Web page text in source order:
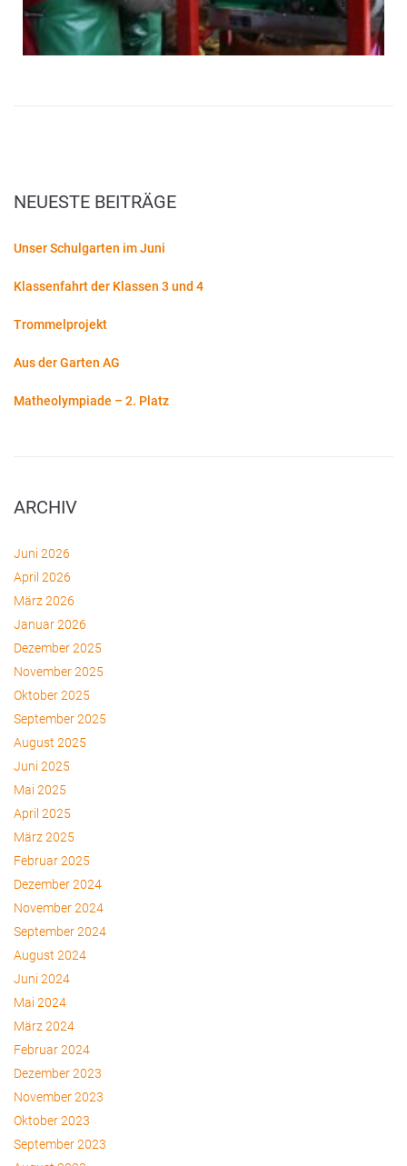
NEUESTE BEITRÄGE
Unser Schulgarten im Juni
Klassenfahrt der Klassen 3 und 4
Trommelprojekt
Aus der Garten AG
Matheolympiade – 2. Platz
ARCHIV
Juni 2026
April 2026
März 2026
Januar 2026
Dezember 2025
November 2025
Oktober 2025
September 2025
August 2025
Juni 2025
Mai 2025
April 2025
März 2025
Februar 2025
Dezember 2024
November 2024
September 2024
August 2024
Juni 2024
Mai 2024
März 2024
Februar 2024
Dezember 2023
November 2023
Oktober 2023
September 2023